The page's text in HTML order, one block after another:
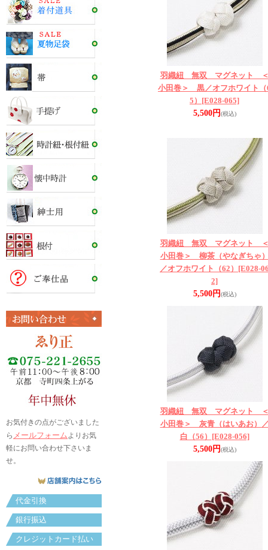
お気付きの点がございました
ら メールフォームよりお気
軽にお問い合わせ下さいま
せ。
代金引換
銀行振込
クレジットカード払い
羽織紐 無双 マグネット
小田巻＞ 黒／オフホワイト（
5） [E028-065]
5,500円(税込)
羽織紐 無双 マグネット
小田巻＞ 柳茶（やなぎちゃ
／オフホワイト（62） [E028-
2]
5,500円(税込)
羽織紐 無双 マグネット
小田巻＞ 灰青（はいあお）
白（56） [E028-056]
5,500円(税込)